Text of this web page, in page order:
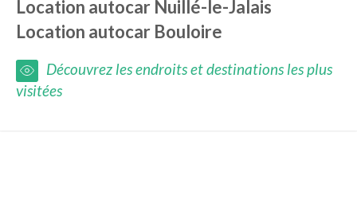
Location autocar Nuillé-le-Jalais
Location autocar Bouloire
Découvrez les endroits et destinations les plus
visitées